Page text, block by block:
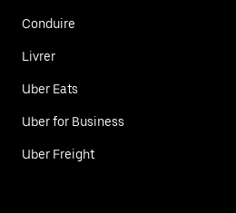
Conduire
Livrer
Uber Eats
Uber for Business
Uber Freight